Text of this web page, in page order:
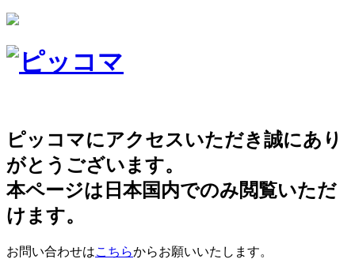
ピッコマにアクセスいただき誠にあり
がとうございます。
本ページは日本国内でのみ閲覧いただ
けます。
お問い合わせはこちらからお願いいたします。